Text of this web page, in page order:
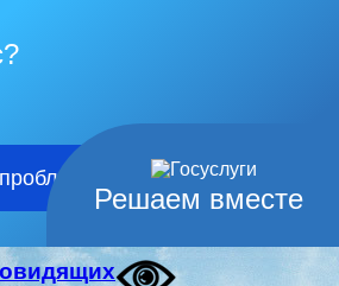
Решаем вместе